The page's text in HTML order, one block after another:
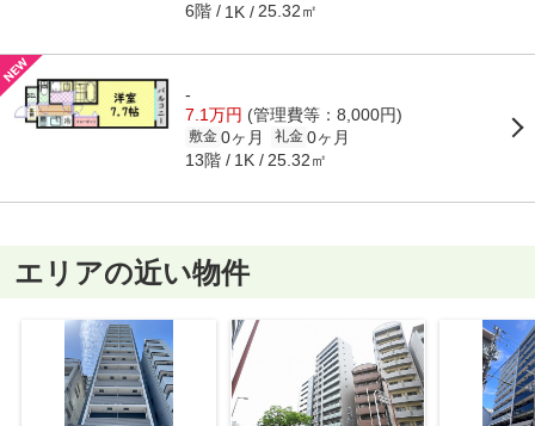
6階 1K 25.32㎡
-
7.1万円 (管理費等：8,000円)
敷金 0ヶ月 礼金 0ヶ月
13階 1K 25.32㎡
エリアの近い物件